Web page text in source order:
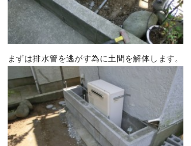
まずは排水管を逃がす為に土間を解体します。